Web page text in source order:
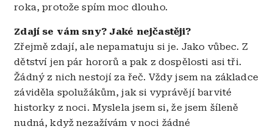
roka, protože spím moc dlouho.
Zdají se vám sny? Jaké nejčastěji?
Zřejmě zdají, ale nepamatuju si je. Jako vůbec. Z
dětství jen pár hororů a pak z dospělosti asi tři.
Žádný z nich nestojí za řeč. Vždy jsem na základce
záviděla spolužákům, jak si vyprávějí barvité
historky z noci. Myslela jsem si, že jsem šíleně
nudná, když nezažívám v noci žádné